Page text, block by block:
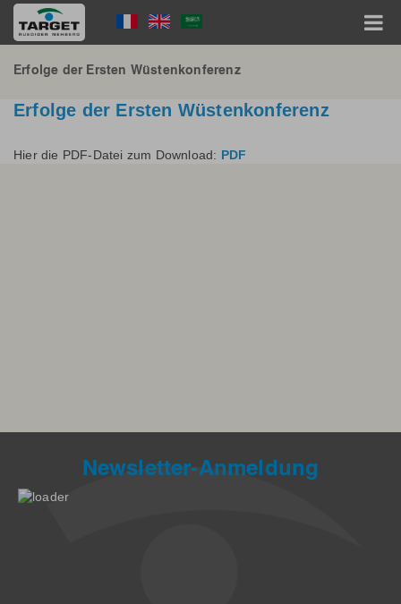
Direkt
zum
Inhalt
Language
Menu
Hauptnavigation
Erfolge der Ersten Wüstenkonferenz
Erfolge der Ersten Wüstenkonferenz
Hier die PDF-Datei zum Download: PDF
Newsletter-Anmeldung